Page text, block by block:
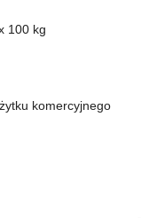
100 kg
komercyjnego